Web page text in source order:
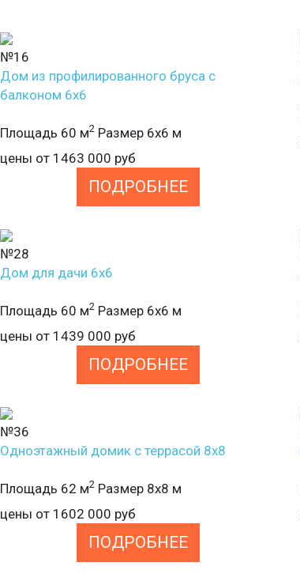
№16
Дом из профилированного бруса с
балконом 6х6
Площадь 60 м2 Размер 6х6 м
цены от 1463 000 руб
ПОДРОБНЕЕ
№28
Дом для дачи 6х6
Площадь 60 м2 Размер 6х6 м
цены от 1439 000 руб
ПОДРОБНЕЕ
№36
Одноэтажный домик с террасой 8х8
Площадь 62 м2 Размер 8х8 м
цены от 1602 000 руб
ПОДРОБНЕЕ